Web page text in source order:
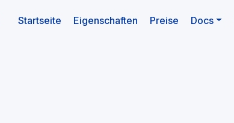
Startseite (aktuell)
Eigenschaften Preise Docs